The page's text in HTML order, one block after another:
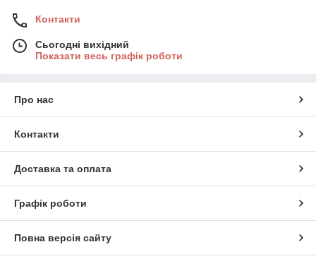
Контакти
Сьогодні вихідний
Показати весь графік роботи
Про нас
Контакти
Доставка та оплата
Графік роботи
Повна версія сайту